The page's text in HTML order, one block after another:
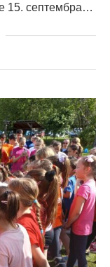
15. септембра…